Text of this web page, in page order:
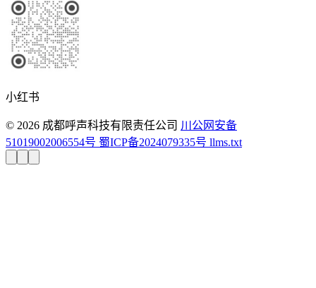
小红书
© 2026 成都呼声科技有限责任公司 川公网安备
51019002006554号 蜀ICP备2024079335号 llms.txt